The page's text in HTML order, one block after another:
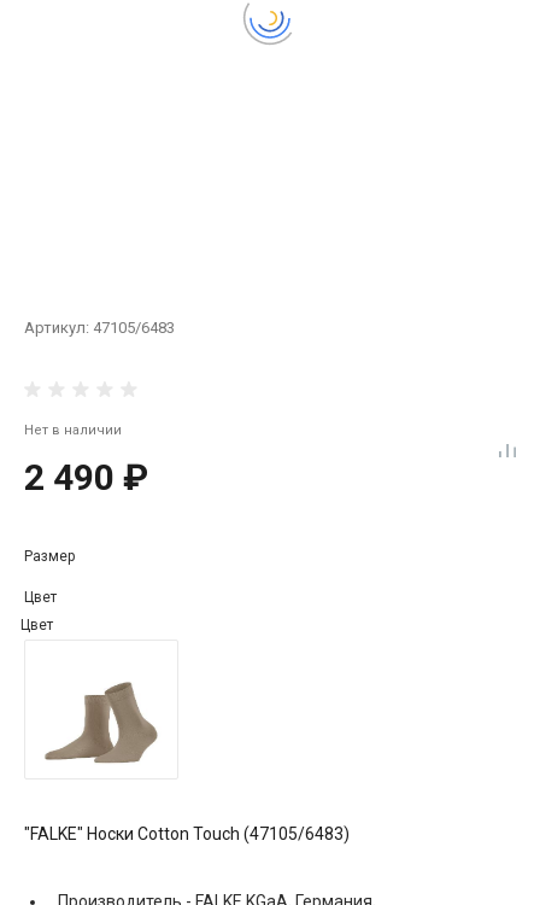
Артикул: 47105/6483
Нет в наличии
2 490 ₽
Размер
Цвет
Цвет
"FALKE" Носки Cotton Touch (47105/6483)